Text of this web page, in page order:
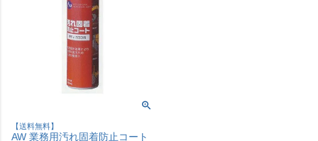
【送料無料】
AW 業務用汚れ固着防止コート